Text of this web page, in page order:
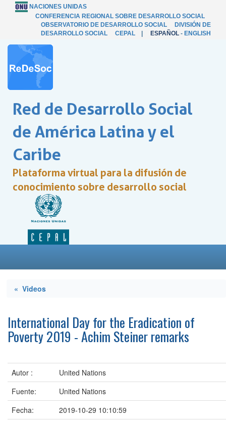
NACIONES UNIDAS
CONFERENCIA REGIONAL SOBRE DESARROLLO SOCIAL
OBSERVATORIO DE DESARROLLO SOCIAL
DIVISIÓN DE
DESARROLLO SOCIAL
CEPAL ESPAÑOL - ENGLISH
Red de Desarrollo Social
de América Latina y el
Caribe
Plataforma virtual para la difusión de
conocimiento sobre desarrollo social
« Videos
International Day for the Eradication of
Poverty 2019 - Achim Steiner remarks
Autor :
United Nations
Fuente:
United Nations
Fecha:
2019-10-29 10:10:59